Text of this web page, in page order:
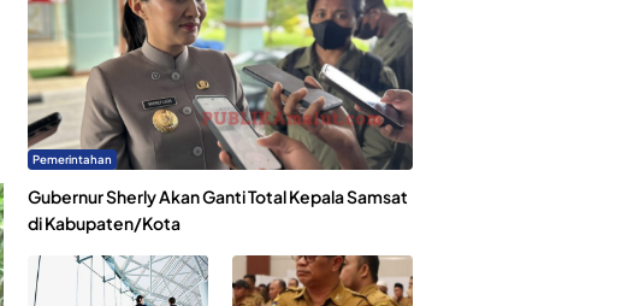
Pemerintahan
Gubernur Sherly Akan Ganti Total Kepala Samsat
di Kabupaten/Kota